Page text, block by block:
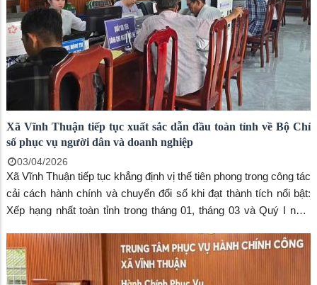
Xã Vĩnh Thuận tiếp tục xuất sắc dẫn đầu toàn tỉnh về Bộ Chỉ
số phục vụ người dân và doanh nghiệp
03/04/2026
Xã Vĩnh Thuận tiếp tục khẳng định vị thế tiên phong trong công tác
cải cách hành chính và chuyển đổi số khi đạt thành tích nổi bật:
Xếp hạng nhất toàn tỉnh trong tháng 01, tháng 03 và Quý I năm
tướng Chính phủ về Bộ chỉ số phục vụ người dân, doanh nghiệp
trong thực hiện thủ tục hành chính, cung cấp dịch vụ công.